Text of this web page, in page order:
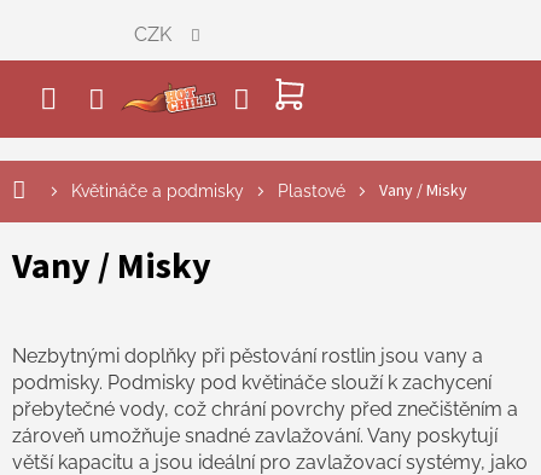
obsah
NÁKUPNÍ
KOŠÍK
CZK
Květináče a podmisky Plastové Vany / Misky
Vany / Misky
Nezbytnými doplňky při pěstování rostlin jsou vany a
podmisky. Podmisky pod květináče slouží k zachycení
přebytečné vody, což chrání povrchy před znečištěním a
zároveň umožňuje snadné zavlažování. Vany poskytují
větší kapacitu a jsou ideální pro zavlažovací systémy, jako